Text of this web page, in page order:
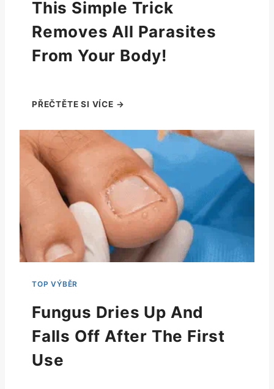
This Simple Trick
Removes All Parasites
From Your Body!
Fungus Dries Up And
Falls Off After The First
Use